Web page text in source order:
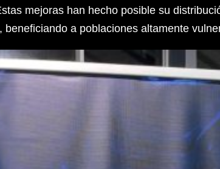
mejoras han hecho posible su
beneficiando a poblaciones altamente